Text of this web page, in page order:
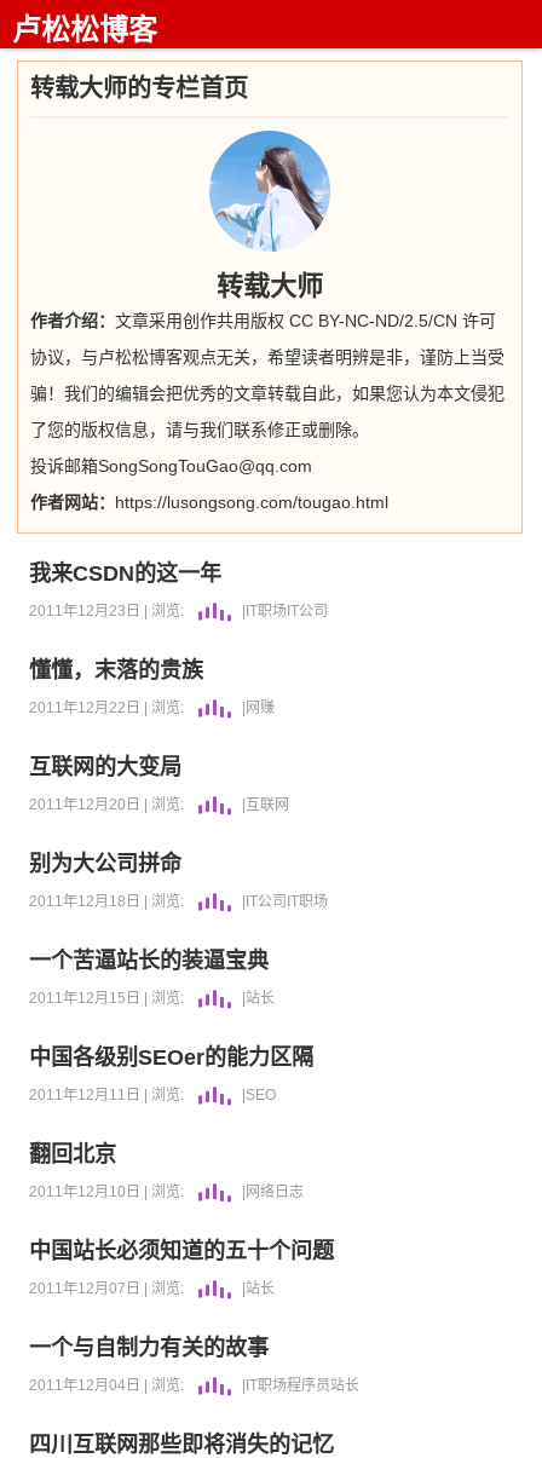
卢松松博客
转载大师的专栏首页
转载大师
作者介绍：文章采用创作共用版权 CC BY-NC-ND/2.5/CN 许可
协议，与卢松松博客观点无关，希望读者明辨是非，谨防上当受
骗！我们的编辑会把优秀的文章转载自此，如果您认为本文侵犯
了您的版权信息，请与我们联系修正或删除。
投诉邮箱SongSongTouGao@qq.com
作者网站： https://lusongsong.com/tougao.html
我来CSDN的这一年
2011年12月23日 | 浏览: IT职场 IT公司
懂懂，末落的贵族
2011年12月22日 | 浏览: 网赚
互联网的大变局
2011年12月20日 | 浏览: 互联网
别为大公司拼命
2011年12月18日 | 浏览: IT公司 IT职场
一个苦逼站长的装逼宝典
2011年12月15日 | 浏览: |站长
中国各级别SEOer的能力区隔
2011年12月11日 | 浏览: SEO
翻回北京
2011年12月10日 | 浏览: 网络日志
中国站长必须知道的五十个问题
2011年12月07日 | 浏览: |站长
一个与自制力有关的故事
2011年12月04日 | 浏览: IT职场程序员站长
四川互联网那些即将消失的记忆